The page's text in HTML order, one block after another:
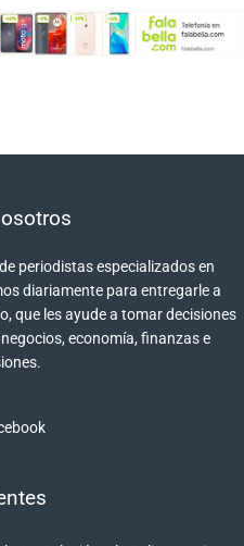
periodistas especializados en
diariamente para entregarle a
que les ayude a tomar decisiones
economía, finanzas e